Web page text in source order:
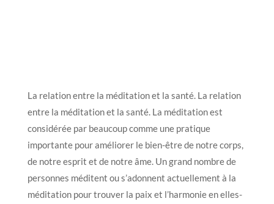
La relation entre la méditation et la santé. La relation
entre la méditation et la santé. La méditation est
considérée par beaucoup comme une pratique
importante pour améliorer le bien-être de notre corps,
de notre esprit et de notre âme. Un grand nombre de
personnes méditent ou s’adonnent actuellement à la
méditation pour trouver la paix et l’harmonie en elles-